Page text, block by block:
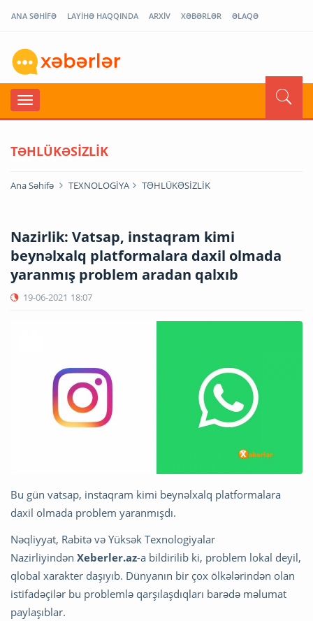
ANA SƏHİFƏ LAYİHƏ HAQQINDA ARXİV XƏBƏRLƏR ƏLAQƏ
TƏHLÜKƏSİZLİK
Ana Səhifə TEXNOLOGİYA TƏHLÜKƏSİZLİK
Nazirlik: Vatsap, instaqram kimi
beynəlxalq platformalara daxil olmada
yaranmış problem aradan qalxıb
19-06-2021 18:07
Bu gün vatsap, instaqram kimi beynəlxalq platformalara
daxil olmada problem yaranmışdı.
Nəqliyyat, Rabitə və Yüksək Texnologiyalar
Nazirliyindən Xeberler.az-a bildirilib ki, problem lokal deyil,
qlobal xarakter daşıyıb. Dünyanın bir çox ölkələrindən olan
istifadəçilər bu problemlə qarşılaşdıqları barədə məlumat
paylaşıblar.